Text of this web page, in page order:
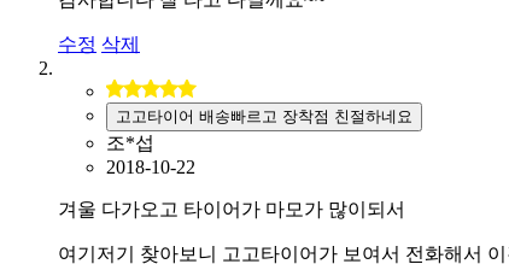
수정 삭제
고고타이어 배송빠르고 장착점 친절하네요
조*섭
2018-10-22
겨울 다가오고 타이어가 마모가 많이되서
여기저기 찾아보니 고고타이어가 보여서 전화해서